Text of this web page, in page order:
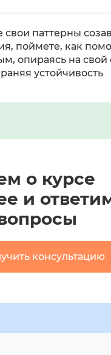
свои паттерны
поймете, как
опираясь на свой
устойчивость
о курсе
и
консультацию